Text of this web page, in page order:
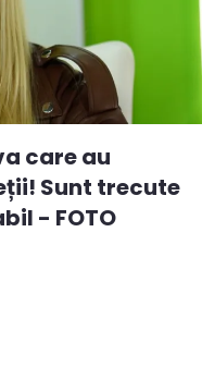
care au
Sunt trecute
- FOTO